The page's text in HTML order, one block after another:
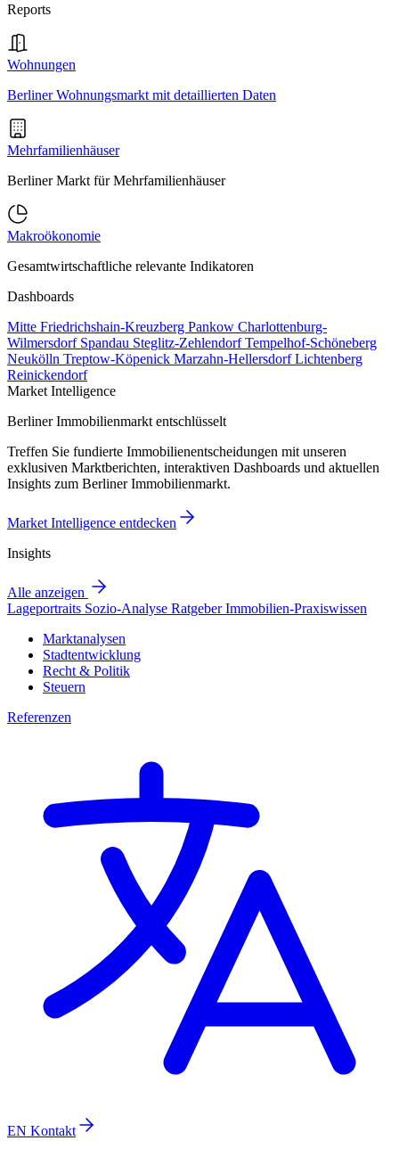
Reports
Wohnungen
Berliner Wohnungsmarkt mit detaillierten Daten
Mehrfamilienhäuser
Berliner Markt für Mehrfamilienhäuser
Makroökonomie
Gesamtwirtschaftliche relevante Indikatoren
Dashboards
Mitte Friedrichshain-Kreuzberg Pankow Charlottenburg-
Wilmersdorf Spandau Steglitz-ZehlendorfTempelhof-Schöneberg
Neukölln Treptow-Köpenick Marzahn-HellersdorfLichtenberg
Reinickendorf
Market Intelligence
Berliner Immobilienmarkt entschlüsselt
Treffen Sie fundierte Immobilienentscheidungen mit unseren
exklusiven Marktberichten, interaktiven Dashboards und aktuellen
Insights zum Berliner Immobilienmarkt.
Market Intelligence entdecken
Insights
Alle anzeigen
Lageportraits Sozio-Analyse RatgeberImmobilien-Praxiswissen
Marktanalysen
Stadtentwicklung
Recht & Politik
Steuern
Referenzen
EN Kontakt